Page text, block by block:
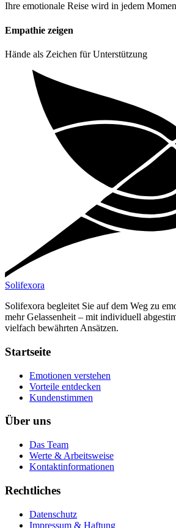
Ihre emotionale Reise wird in jedem
Empathie zeigen
Hände als Zeichen für Unterstützung
Solifexora
Solifexora begleitet Sie auf dem Weg zu
mehr Gelassenheit – mit individuell
vielfach bewährten Ansätzen.
Startseite
Emotionen verstehen
Vorteile entdecken
Kundenstimmen
Über uns
Das Team
Werte & Arbeitsweise
Kontaktinformationen
Rechtliches
Datenschutz
Impressum & Haftung